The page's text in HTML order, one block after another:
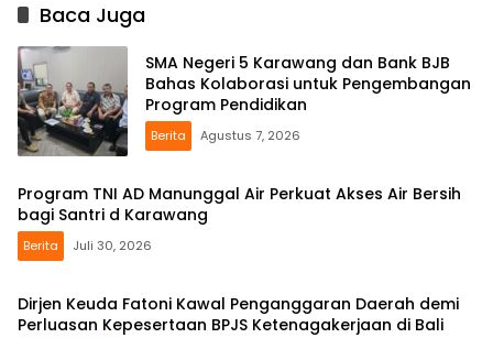
Baca Juga
SMA Negeri 5 Karawang dan Bank BJB
Bahas Kolaborasi untuk Pengembangan
Program Pendidikan
Berita Agustus 7, 2026
Program TNI AD Manunggal Air Perkuat Akses Air Bersih
bagi Santri d Karawang
Berita Juli 30, 2026
Dirjen Keuda Fatoni Kawal Penganggaran Daerah demi
Perluasan Kepesertaan BPJS Ketenagakerjaan di Bali